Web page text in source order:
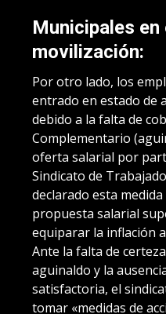
Municipales
movilización:
Por otro lado, los
entrado en estado de
debido a la falta de
Complementario
oferta salarial por
Sindicato de
declarado esta
propuesta salarial
equiparar la inflación
Ante la falta de
aguinaldo y la
satisfactoria, el
tomar «medidas de